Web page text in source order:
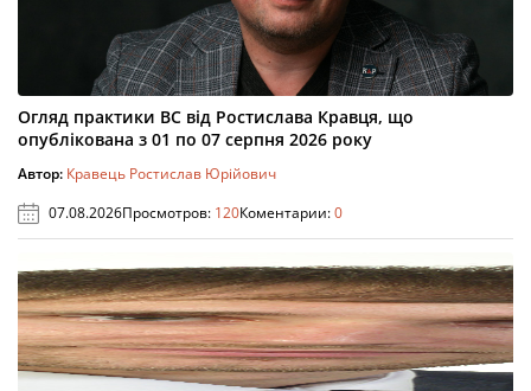
Огляд практики ВС від Ростислава Кравця, що
опублікована з 01 по 07 серпня 2026 року
Автор: Кравець Ростислав Юрійович
07.08.2026Просмотров: 120Коментарии:0